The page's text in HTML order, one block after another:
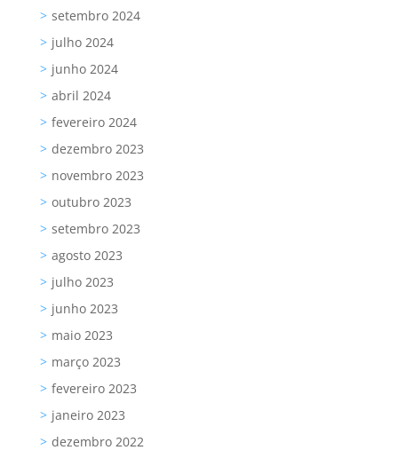
setembro 2024
julho 2024
junho 2024
abril 2024
fevereiro 2024
dezembro 2023
novembro 2023
outubro 2023
setembro 2023
agosto 2023
julho 2023
junho 2023
maio 2023
março 2023
fevereiro 2023
janeiro 2023
dezembro 2022